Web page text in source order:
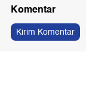
Komentar
Kirim Komentar